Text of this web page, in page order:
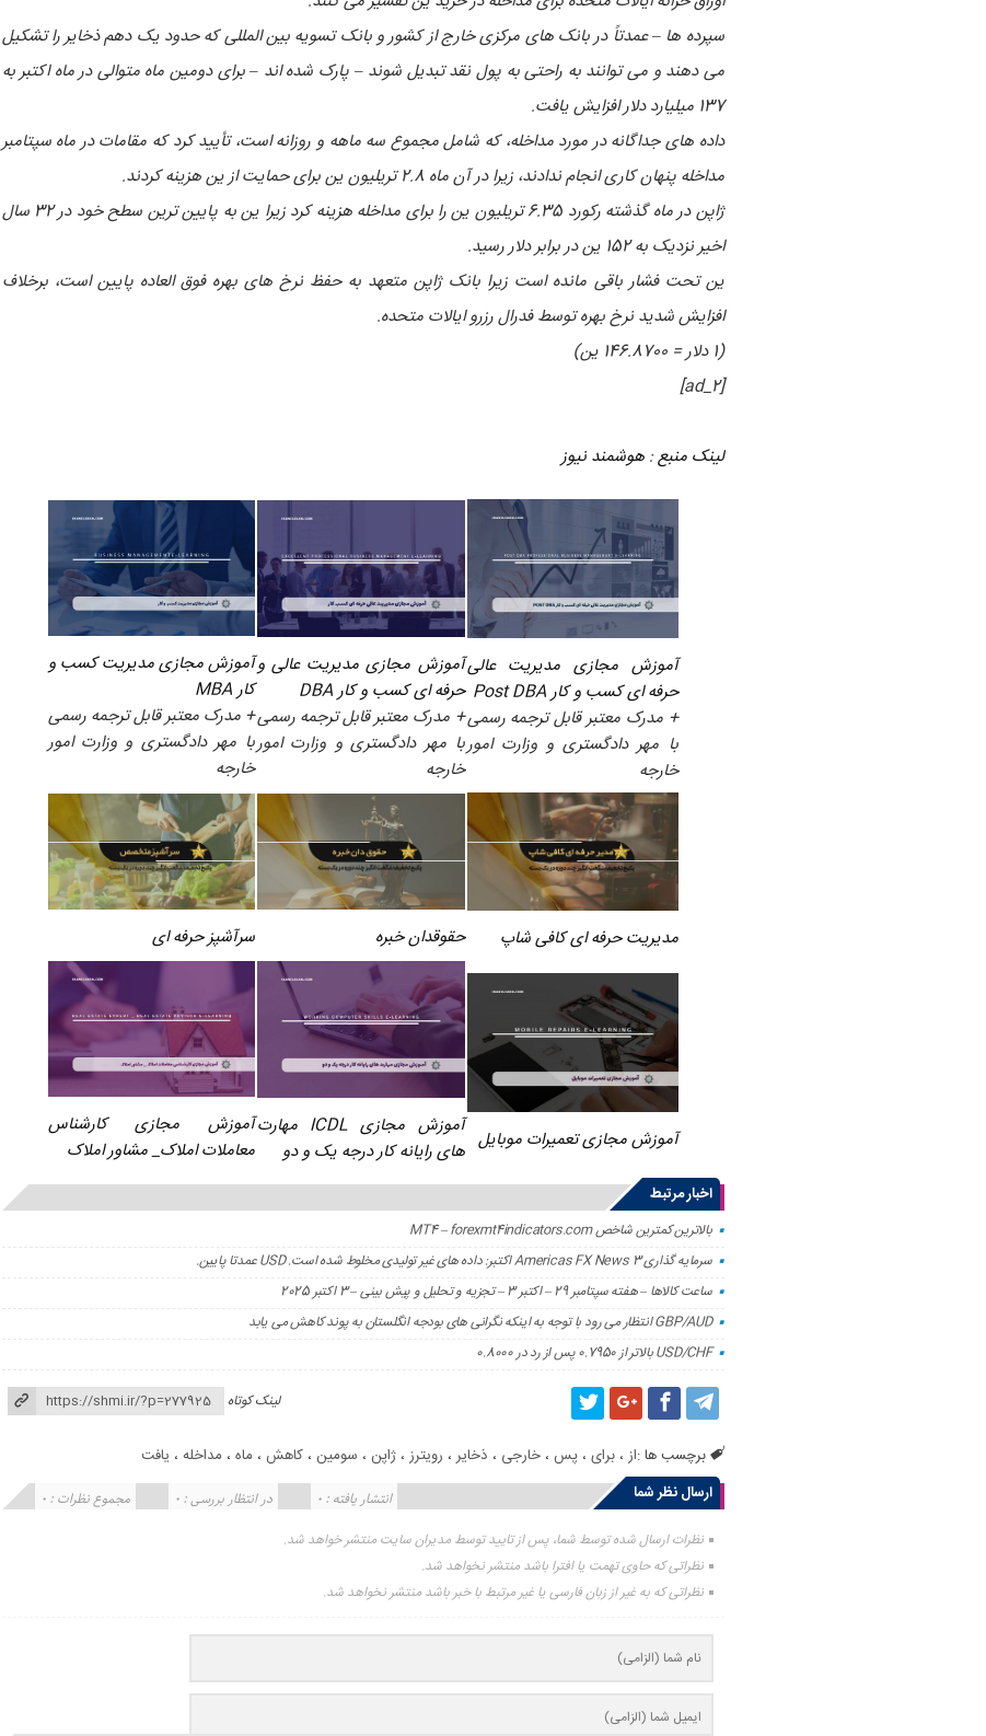
سپرده ها – عمدتاً در بانک های مرکزی خارج از کشور و بانک تسویه بین المللی که حدود یک دهم ذخایر را تشکیل
می دهند و می توانند به راحتی به پول نقد تبدیل شوند – پارک شده اند – برای دومین ماه متوالی در ماه اکتبر به
137 میلیارد دلار افزایش یافت.
داده های جداگانه در مورد مداخله، که شامل مجموع سه ماهه و روزانه است، تأیید کرد که مقامات در ماه سپتامبر
مداخله پنهان کاری انجام ندادند، زیرا در آن ماه 2.8 تریلیون ین برای حمایت از ین هزینه کردند.
ژاپن در ماه گذشته رکورد 6.35 تریلیون ین را برای مداخله هزینه کرد زیرا ین به پایین ترین سطح خود در 32 سال
اخیر نزدیک به 152 ین در برابر دلار رسید.
ین تحت فشار باقی مانده است زیرا بانک ژاپن متعهد به حفظ نرخ های بهره فوق العاده پایین است، برخلاف
افزایش شدید نرخ بهره توسط فدرال رزرو ایالات متحده.
(1 دلار = 146.8700 ین)
[ad_2]
لینک منبع:هوشمند نیوز
آموزش مجازی مدیریت عالی
حرفه ای کسب و کار Post DBA
+ مدرک معتبر قابل ترجمه رسمی
با مهر دادگستری و وزارت امور
خارجه
آموزش مجازی مدیریت عالی و
حرفه ای کسب و کار DBA
+ مدرک معتبر قابل ترجمه رسمی
با مهر دادگستری و وزارت امور
خارجه
آموزش مجازی مدیریت کسب و
کار MBA
+ مدرک معتبر قابل ترجمه رسمی
با مهر دادگستری و وزارت امور
خارجه
مدیریت حرفه ای کافی شاپ حقوقدان خبره سرآشپز حرفه ای
آموزش مجازی تعمیرات موبایل
آموزش مجازی ICDL مهارت
های رایانه کار درجه یک و دو
آموزش مجازی کارشناس
معاملات املاک_ مشاور املاک
اخبار مرتبط
بالاترین کمترین شاخص MT4 – forexmt4indicators.com
سرمایه گذاری Americas FX News 3 اکتبر: داده های غیر تولیدی مخلوط شده است. USD عمدتا پایین.
ساعت کالاها – هفته سپتامبر 29 – اکتبر 3 – تجزیه و تحلیل و پیش بینی – 3 اکتبر 2025
GBP/AUD انتظار می رود با توجه به اینکه نگرانی های بودجه انگلستان به پوند کاهش می یابد
USD/CHF بالاتر از 0.7950 پس از رد در 0.8000
لینک کوتاه
برچسب ها :از ،برای ،پس ،خارجی ، ذخایر ، رویترز ،ژاپن ، سومین ،کاهش ، ماه ، مداخله ، یافت
ارسال نظر شما
مجموع نظرات : 0 در انتظار بررسی : 0 انتشار یافته : 0
نظرات ارسال شده توسط شما، پس از تایید توسط مدیران سایت منتشر خواهد شد.
نظراتی که حاوی تهمت یا افترا باشد منتشر نخواهد شد.
نظراتی که به غیر از زبان فارسی یا غیر مرتبط با خبر باشد منتشر نخواهد شد.